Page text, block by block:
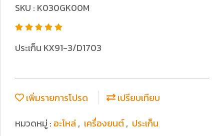
SKU : K030GK00M
ประเก็น KX91-3/D1703
เพิ่มรายการโปรด
เปรียบเทียบ
หมวดหมู่ : อะไหล่ , เครื่องยนต์, ประเก็น